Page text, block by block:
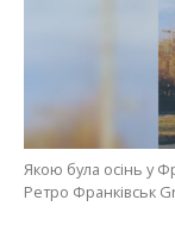
Якою була осінь у
Ретро Франківськ